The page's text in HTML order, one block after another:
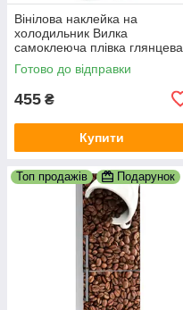
Вінілова наклейка на
холодильник Вилка
самоклеюча плівка глянцева
з ламінацією 600х1800 мм
Готово до відправки
455 ₴
Купити
Топ продажів Подарунок